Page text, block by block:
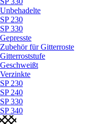
Unbehadelte
SP 230
SP 330
Gepresste
Zubehör für Gitterroste
Gitterroststufe
Geschweißt
Verzinkte
SP 230
SP 240
SP 330
SP 340